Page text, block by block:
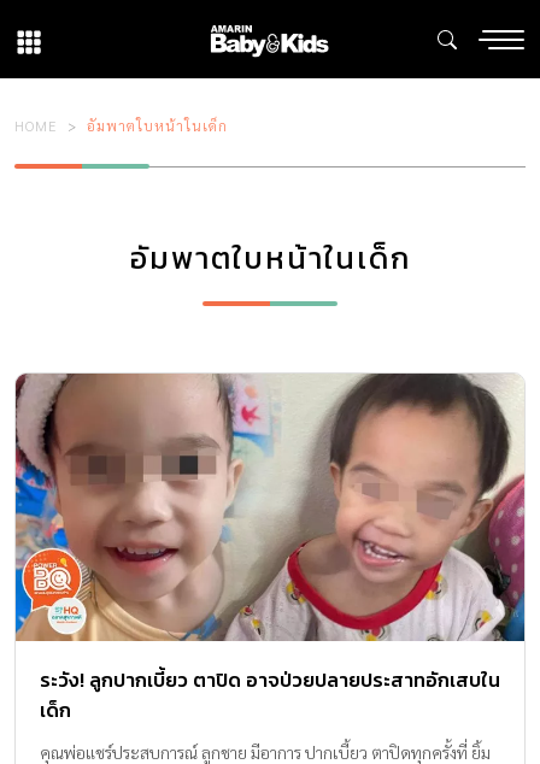
HOME อัมพาตใบหน้าในเด็ก
อัมพาตใบหน้าในเด็ก
ระวัง! ลูกปากเบี้ยว ตาปิด อาจป่วยปลายประสาทอักเสบใน
เด็ก
คุณพ่อแชร์ประสบการณ์ ลูกชาย มีอาการ ปากเบี้ยว ตาปิดทุกครั้งที่ ยิ้ม